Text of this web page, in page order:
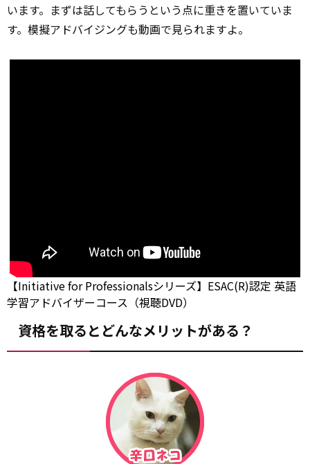
います。まずは話してもらうという点に重きを置いていま
す。模擬アドバイジングも動画で見られますよ。
【Initiative for Professionalsシリーズ】ESAC(R)認定 英語
学習アドバイザーコース（視聴DVD）
資格を取るとどんなメリットがある？